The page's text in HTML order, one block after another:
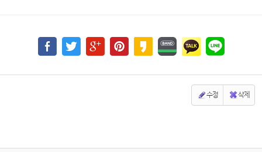
수정 삭제